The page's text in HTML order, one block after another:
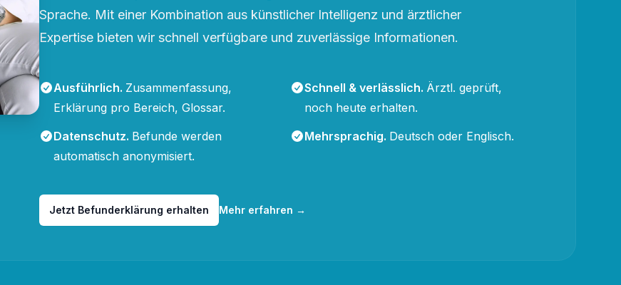
Sprache. Mit einer Kombination aus künstlicher Intelligenz und ärztlicher
Expertise bieten wir schnell verfügbare und zuverlässige Informationen.
Ausführlich. Zusammenfassung,
Erklärung pro Bereich, Glossar.
Schnell & verlässlich. Ärztl. geprüft,
noch heute erhalten.
Datenschutz. Befunde werden
automatisch anonymisiert.
Mehrsprachig. Deutsch oder Englisch.
Jetzt Befunderklärung erhalten Mehr erfahren →